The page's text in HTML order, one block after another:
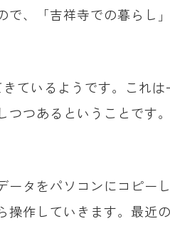
、「吉祥寺での暮らし
ているようです。これ
つあるということです
タをパソコンにコピー
作していきます。最近